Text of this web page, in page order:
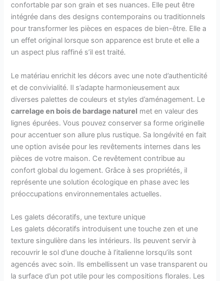
confortable par son grain et ses nuances. Elle peut être
intégrée dans des designs contemporains ou traditionnels
pour transformer les pièces en espaces de bien-être. Elle a
un effet original lorsque son apparence est brute et elle a
un aspect plus raffiné s’il est traité.
Le matériau enrichit les décors avec une note d’authenticité
et de convivialité. Il s’adapte harmonieusement aux
diverses palettes de couleurs et styles d’aménagement. Le
carrelage en bois de bardage naturel met en valeur des
lignes épurées. Vous pouvez conserver sa forme originelle
pour accentuer son allure plus rustique. Sa longévité en fait
une option avisée pour les revêtements internes dans les
pièces de votre maison. Ce revêtement contribue au
confort global du logement. Grâce à ses propriétés, il
représente une solution écologique en phase avec les
préoccupations environnementales actuelles.
Les galets décoratifs, une texture unique
Les galets décoratifs introduisent une touche zen et une
texture singulière dans les intérieurs. Ils peuvent servir à
recouvrir le sol d’une douche à l’italienne lorsqu’ils sont
agencés avec soin. Ils embellissent un vase transparent ou
la surface d’un pot utile pour les compositions florales. Les